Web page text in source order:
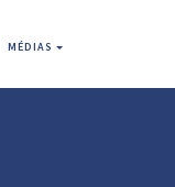
MÉDIAS